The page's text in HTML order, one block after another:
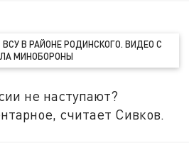
В РАЙОНЕ РОДИНСКОГО. ВИДЕО С
МИНОБОРОНЫ
не наступают?
считает Сивков.